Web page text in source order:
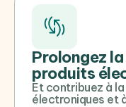
Prolongez
produits
Et contribuez à
électroniques et